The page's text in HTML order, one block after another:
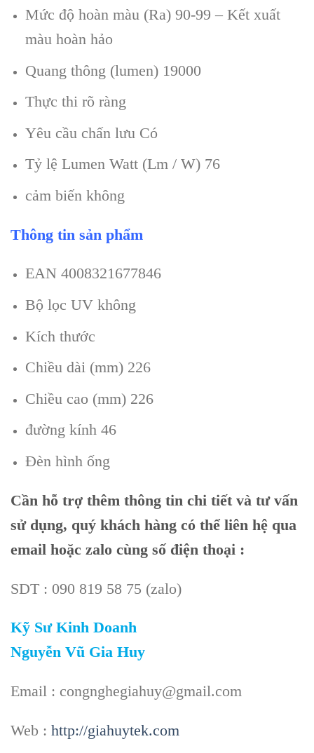
Mức độ hoàn màu (Ra) 90-99 – Kết xuất
màu hoàn hảo
Quang thông (lumen) 19000
Thực thi rõ ràng
Yêu cầu chấn lưu Có
Tỷ lệ Lumen Watt (Lm / W) 76
cảm biến không
Thông tin sản phẩm
EAN 4008321677846
Bộ lọc UV không
Kích thước
Chiều dài (mm) 226
Chiều cao (mm) 226
đường kính 46
Đèn hình ống
Cần hỗ trợ thêm thông tin chi tiết và tư vấn
sử dụng, quý khách hàng có thể liên hệ qua
email hoặc zalo cùng số điện thoại :
SDT : 090 819 58 75 (zalo)
Kỹ Sư Kinh Doanh
Nguyễn Vũ Gia Huy
Email : congnghegiahuy@gmail.com
Web : http://giahuytek.com